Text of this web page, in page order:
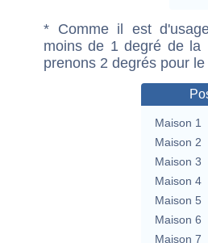
* Comme il est
moins de 1 degré de la
prenons 2 degrés pour
Maison 1
Maison 2
Maison 3
Maison 4
Maison 5
Maison 6
Maison 7